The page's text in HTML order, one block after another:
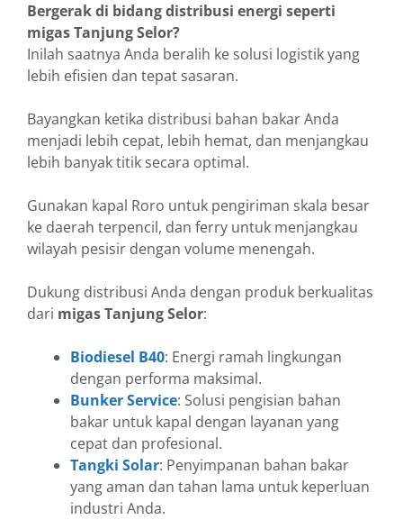
Bergerak di bidang distribusi energi seperti
migas Tanjung Selor?
Inilah saatnya Anda beralih ke solusi logistik yang
lebih efisien dan tepat sasaran.
Bayangkan ketika distribusi bahan bakar Anda
menjadi lebih cepat, lebih hemat, dan menjangkau
lebih banyak titik secara optimal.
Gunakan kapal Roro untuk pengiriman skala besar
ke daerah terpencil, dan ferry untuk menjangkau
wilayah pesisir dengan volume menengah.
Dukung distribusi Anda dengan produk berkualitas
dari migas Tanjung Selor:
Biodiesel B40: Energi ramah lingkungan
dengan performa maksimal.
Bunker Service: Solusi pengisian bahan
bakar untuk kapal dengan layanan yang
cepat dan profesional.
Tangki Solar: Penyimpanan bahan bakar
yang aman dan tahan lama untuk keperluan
industri Anda.